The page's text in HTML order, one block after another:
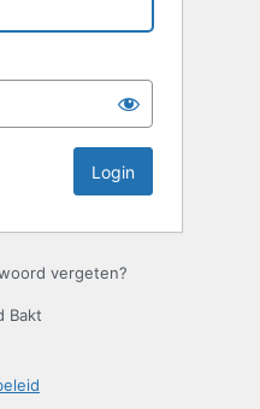
vergeten?
Bakt